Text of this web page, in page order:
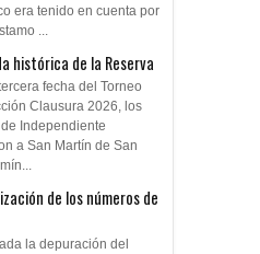
era tenido en cuenta por
...
histórica de la Reserva
fecha del Torneo
Clausura 2026, los
Independiente
a San Martín de San
de los números de
la depuración del